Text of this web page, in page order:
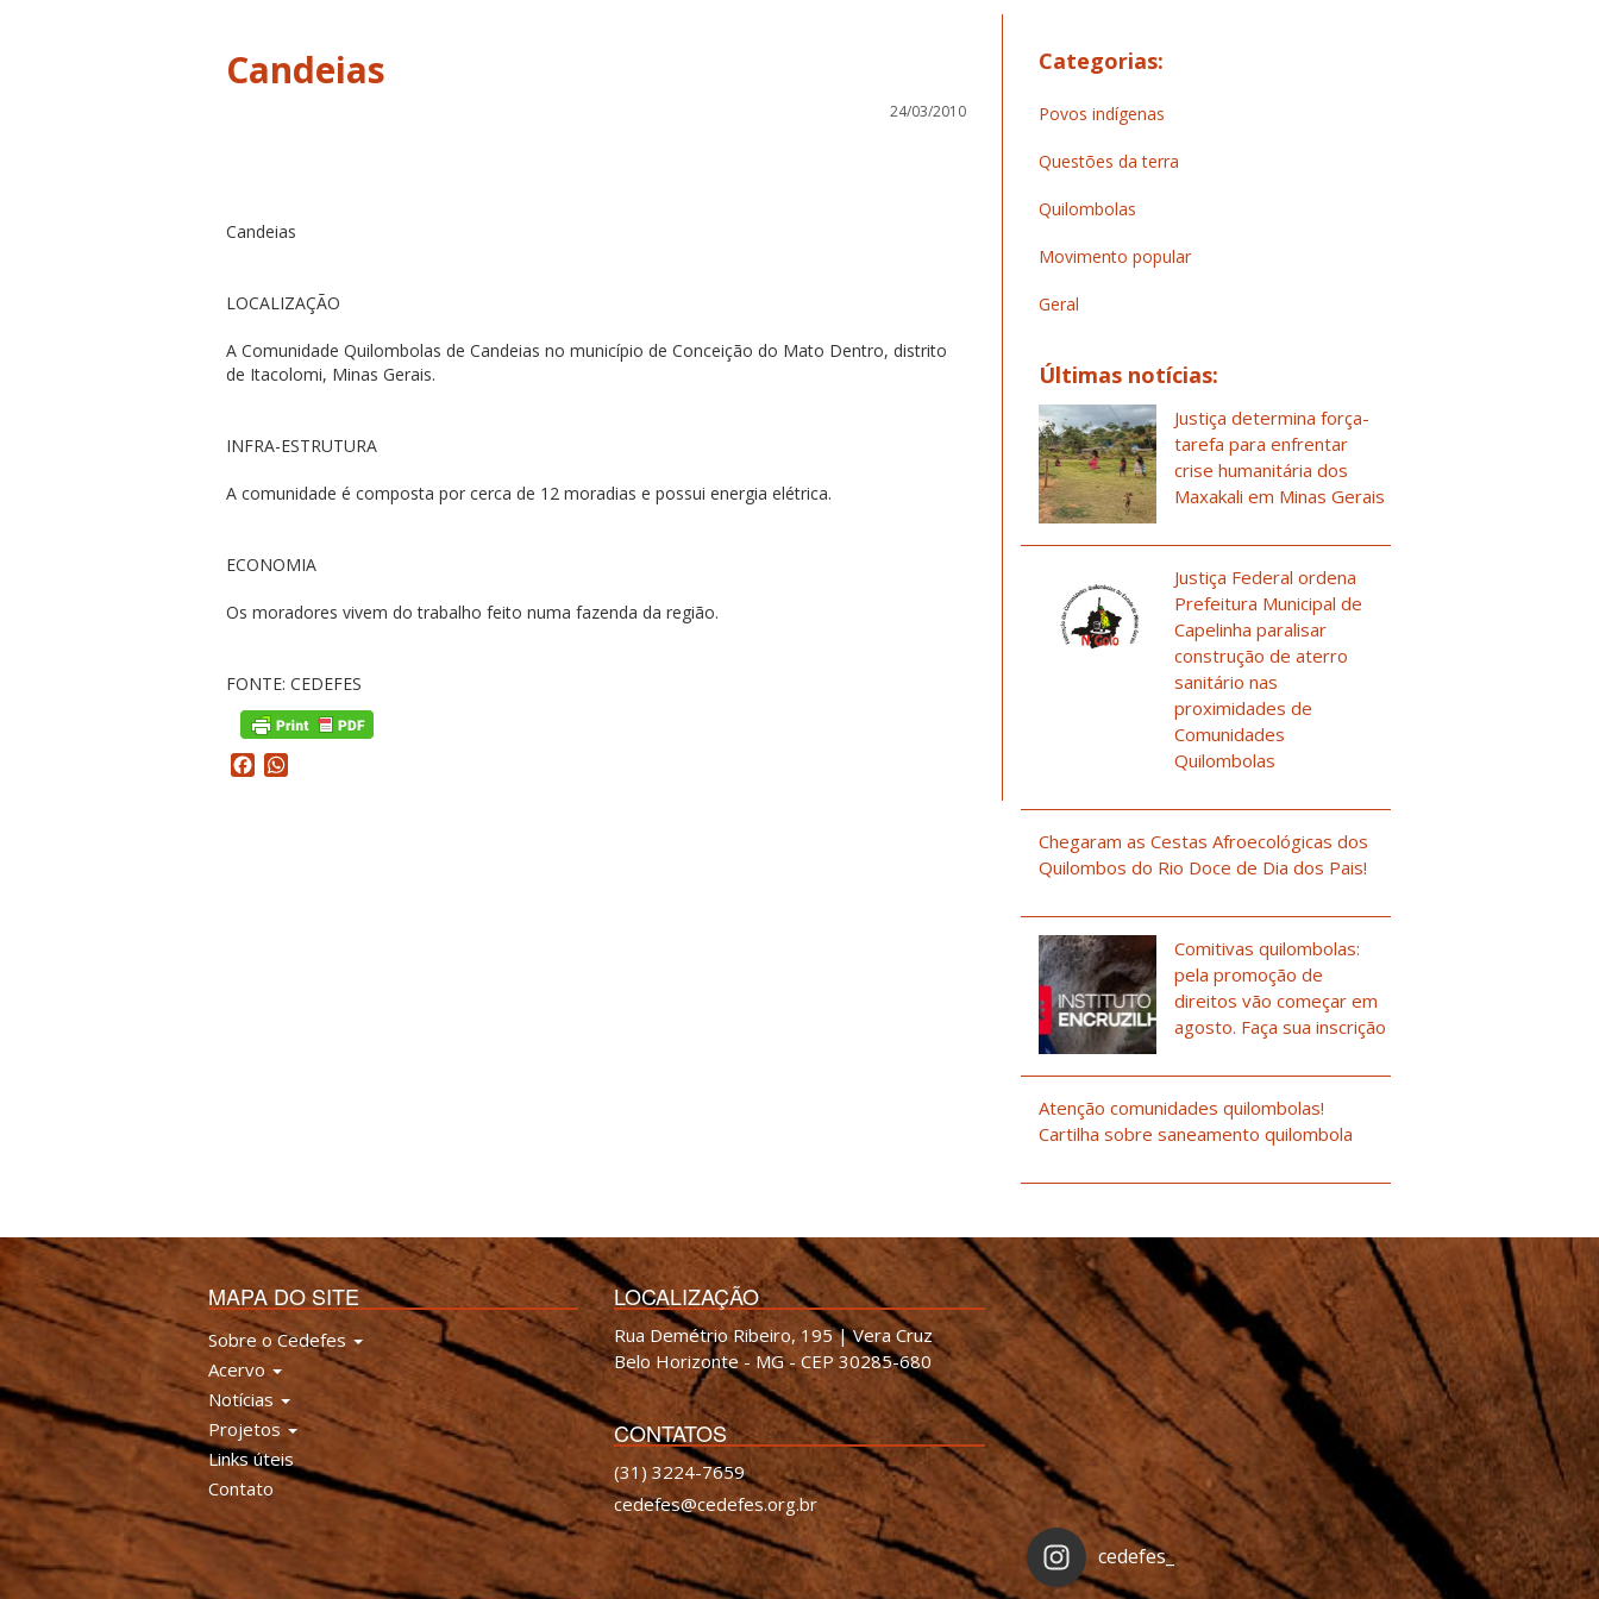
Candeias
24/03/2010
Candeias
LOCALIZAÇÃO
A Comunidade Quilombolas de Candeias no município de Conceição do Mato Dentro, distrito
de Itacolomi, Minas Gerais.
INFRA-ESTRUTURA
A comunidade é composta por cerca de 12 moradias e possui energia elétrica.
ECONOMIA
Os moradores vivem do trabalho feito numa fazenda da região.
FONTE: CEDEFES
Facebook
Categorias:
Povos indígenas
Questões da terra
Quilombolas
Movimento popular
Geral
Últimas notícias:
Justiça determina força-
tarefa para enfrentar
crise humanitária dos
Maxakali em Minas Gerais
Justiça Federal ordena
Prefeitura Municipal de
Capelinha paralisar
construção de aterro
sanitário nas
proximidades de
Comunidades
Quilombolas
Chegaram as Cestas Afroecológicas dos
Quilombos do Rio Doce de Dia dos Pais!
Comitivas quilombolas:
pela promoção de
direitos vão começar em
agosto. Faça sua inscrição
Atenção comunidades quilombolas!
Cartilha sobre saneamento quilombola
MAPA DO SITE
Sobre o Cedefes
Acervo
Notícias
Projetos
Links úteis
Contato
LOCALIZAÇÃO
Rua Demétrio Ribeiro, 195 | Vera Cruz
Belo Horizonte - MG - CEP 30285-680
CONTATOS
(31) 3224-7659
cedefes@cedefes.org.br
cedefes_